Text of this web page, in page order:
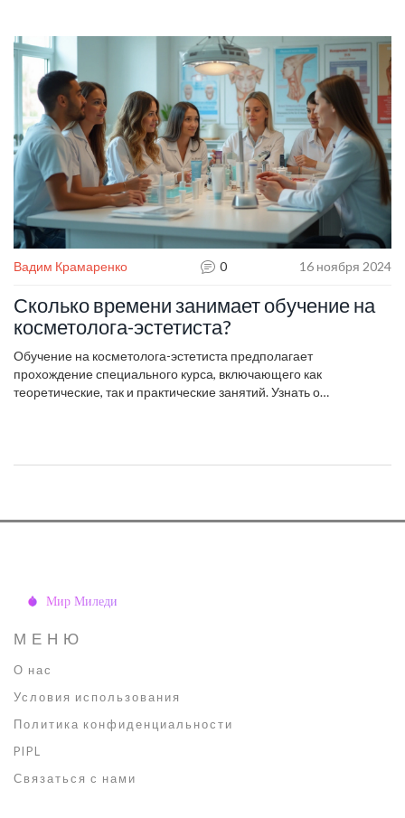
курсов и рассказываем, как выбрать квалифицированного
мастера.
Вадим Крамаренко 0 16 ноября 2024
Сколько времени занимает обучение на
косметолога-эстетиста?
Обучение на косметолога-эстетиста предполагает
прохождение специального курса, включающего как
теоретические, так и практические занятий. Узнать о
до нескольких лет в зависимости от выбранной программы и её
свои знания. Статья расскажет, какие направления стоит
МЕНЮ
О нас
Условия использования
Политика конфиденциальности
PIPL
Связаться с нами